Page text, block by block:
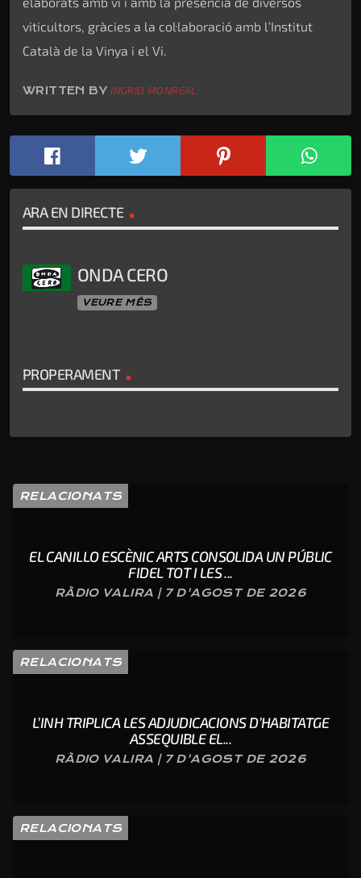
viticultors, gràcies a la col·laboració amb l’Institut
Català de la Vinya i el Vi.
WRITTEN BY INGRID MONREAL
ARA EN DIRECTE
ONDA CERO
VEURE MÉS
PROPERAMENT
RELACIONATS
EL CANILLO ESCÈNIC ARTS CONSOLIDA UN PÚBLIC
FIDEL TOT I LES ...
RÀDIO VALIRA | 7 D'AGOST DE 2026
RELACIONATS
L’INH TRIPLICA LES ADJUDICACIONS D’HABITATGE
ASSEQUIBLE EL...
RÀDIO VALIRA | 7 D'AGOST DE 2026
RELACIONATS